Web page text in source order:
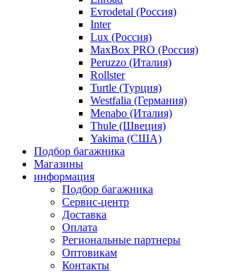
Evrodetal (Россия)
Inter
Lux (Россия)
MaxBox PRO (Россия)
Peruzzo (Италия)
Rollster
Turtle (Турция)
Westfalia (Германия)
Menabo (Италия)
Thule (Швеция)
Yakima (США)
Подбор багажника
Магазины
информация
Подбор багажника
Сервис-центр
Доставка
Оплата
Региональные партнеры
Оптовикам
Контакты